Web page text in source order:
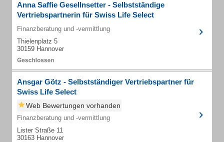
Anna Saffie Gesellnsetter - Selbstständige
Vertriebspartnerin für Swiss Life Select
Finanzberatung und -vermittlung
Thielenplatz 5
30159 Hannover
Ansgar Götz - Selbstständiger Vertriebspartner für
Swiss Life Select
Web Bewertungen vorhanden
Finanzberatung und -vermittlung
Lister Straße 11
30163 Hannover